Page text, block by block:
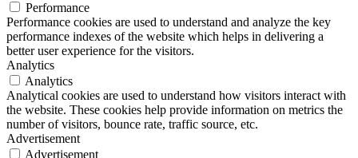
Performance
Performance cookies are used to understand and analyze the key
performance indexes of the website which helps in delivering a
better user experience for the visitors.
Analytics
Analytics
Analytical cookies are used to understand how visitors interact with
the website. These cookies help provide information on metrics the
number of visitors, bounce rate, traffic source, etc.
Advertisement
Advertisement